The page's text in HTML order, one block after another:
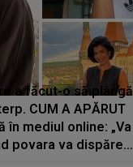
a făcut-o să plângă
CUM A APĂRUT
în mediul online: „Va
povara va dispărea,